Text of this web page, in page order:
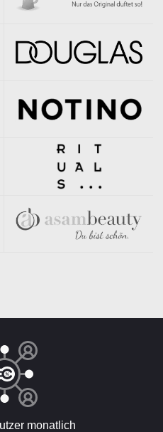
monatlich